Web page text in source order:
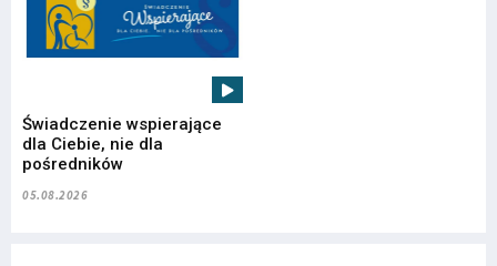
Świadczenie wspierające
dla Ciebie, nie dla
pośredników
05.08.2026